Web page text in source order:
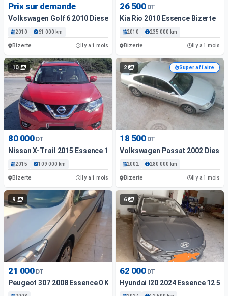
Prix sur demande
Volkswagen Golf 6 2010 Diesel
2010 61 000 km
Bizerte Il y a 1 mois
26 500 DT
Kia Rio 2010 Essence Bizerte
2010 235 000 km
Bizerte Il y a 1 mois
10
80 000 DT
Nissan X-Trail 2015 Essence 109 000 Km Bizerte
2015 109 000 km
Bizerte Il y a 1 mois
2 Super affaire
18 500 DT
Volkswagen Passat 2002 Diesel
2002 280 000 km
Bizerte Il y a 1 mois
9
21 000 DT
Peugeot 307 2008 Essence 0 Km Bizerte
6
62 000 DT
Hyundai I20 2024 Essence 12